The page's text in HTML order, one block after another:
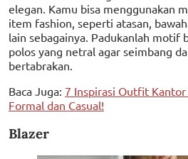
elegan. Kamu bisa menggunakan
item fashion, seperti atasan,
lain sebagainya. Padukanlah motif
polos yang netral agar seimbang
bertabrakan.
Baca Juga: 7 Inspirasi Outfit
Formal dan Casual!
Blazer